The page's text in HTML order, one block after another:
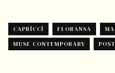
CAPRICCI FLORANSA
MUSE CONTEMPORARY